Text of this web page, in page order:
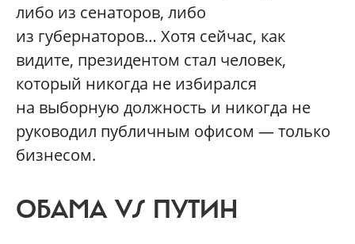
либо из сенаторов, либо
из губернаторов… Хотя сейчас, как
видите, президентом стал человек,
который никогда не избирался
на выборную должность и никогда не
руководил публичным офисом — только
бизнесом.
ОБАМА VS ПУТИН